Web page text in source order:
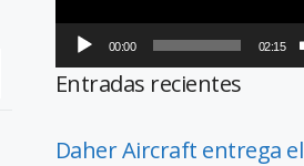
00:00 02:15
Entradas recientes
Daher Aircraft entrega el